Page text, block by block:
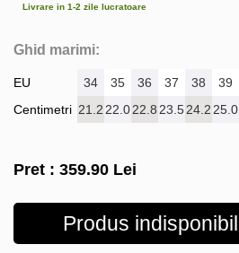
Livrare in 1-2 zile lucratoare
Ghid marimi:
EU
Centimetri
34 35 36 37 38 39
21.2 22.022.8 23.524.2 25.0
Pret : 359.90 Lei
Produs indisponibil